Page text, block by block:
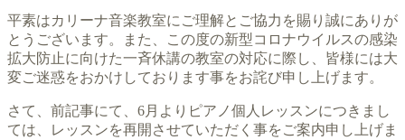
平素はカリーナ音楽教室にご理解とご協力を賜り誠にありが
とうございます。また、この度の新型コロナウイルスの感染
拡大防止に向けた一斉休講の教室の対応に際し、皆様には大
変ご迷惑をおかけしております事をお詫び申し上げます。
さて、前記事にて、6月よりピアノ個人レッスンにつきまし
ては、レッスンを再開させていただく事をご案内申し上げま